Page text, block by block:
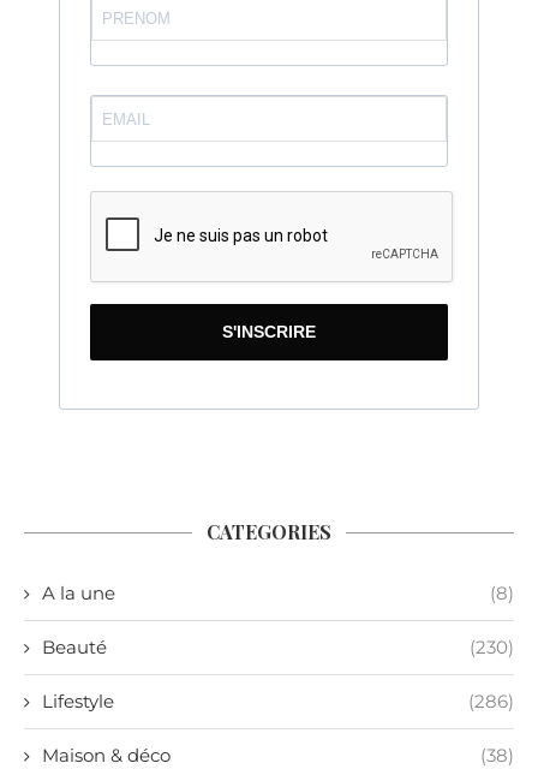
S'INSCRIRE
CATEGORIES
A la une (8)
Beauté (230)
Lifestyle (286)
Maison & déco (38)